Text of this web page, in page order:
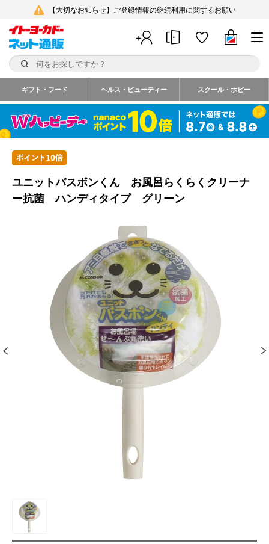
【大切なお知らせ】ご登録情報の継続利用に関するお願い
ギフト・フード ヘルス・ビューティー スクール・ホビー
ユニットバスボンくん お風呂らくらくクリーナ
ー抗菌 ハンディタイプ グリーン